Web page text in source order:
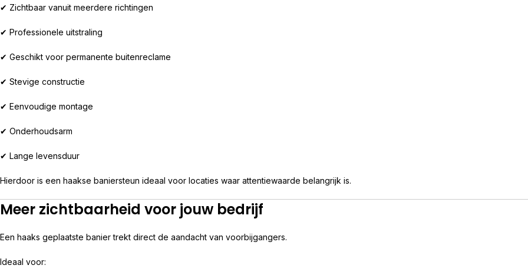
✔ Zichtbaar vanuit meerdere richtingen
✔ Professionele uitstraling
✔ Geschikt voor permanente buitenreclame
✔ Stevige constructie
✔ Eenvoudige montage
✔ Onderhoudsarm
✔ Lange levensduur
Hierdoor is een haakse baniersteun ideaal voor locaties waar attentiewaarde belangrijk is.
Meer zichtbaarheid voor jouw bedrijf
Een haaks geplaatste banier trekt direct de aandacht van voorbijgangers.
Ideaal voor: